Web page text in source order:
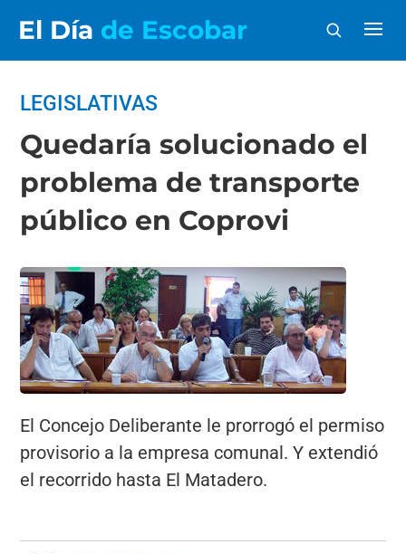
El Día de Escobar
LEGISLATIVAS
Quedaría solucionado el
problema de transporte
público en Coprovi
El Concejo Deliberante le prorrogó el permiso
provisorio a la empresa comunal. Y extendió
el recorrido hasta El Matadero.